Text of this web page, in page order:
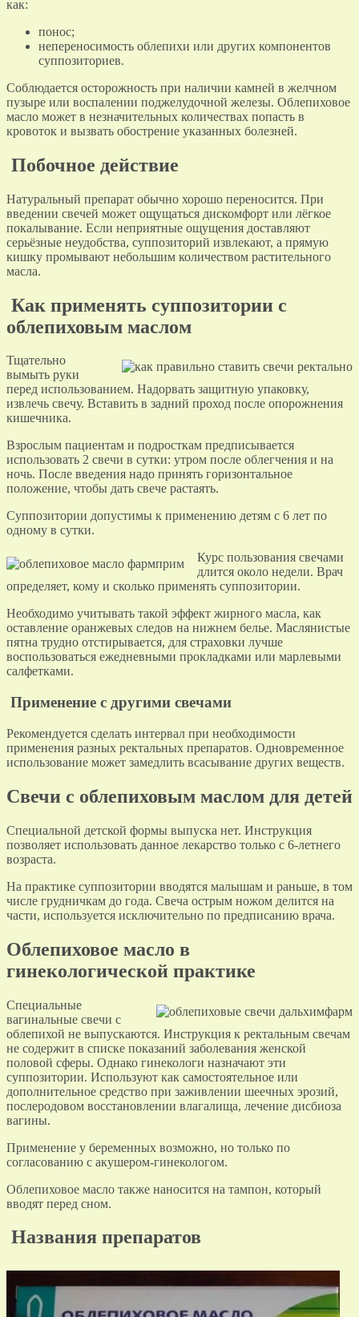
как:
понос;
непереносимость облепихи или других компонентов
суппозиториев.
Соблюдается осторожность при наличии камней в желчном
пузыре или воспалении поджелудочной железы. Облепиховое
масло может в незначительных количествах попасть в
кровоток и вызвать обострение указанных болезней.
Побочное действие
Натуральный препарат обычно хорошо переносится. При
введении свечей может ощущаться дискомфорт или лёгкое
покалывание. Если неприятные ощущения доставляют
серьёзные неудобства, суппозиторий извлекают, а прямую
кишку промывают небольшим количеством растительного
масла.
Как применять суппозитории с
облепиховым маслом
Тщательно
вымыть руки
перед использованием. Надорвать защитную упаковку,
извлечь свечу. Вставить в задний проход после опорожнения
кишечника.
Взрослым пациентам и подросткам предписывается
использовать 2 свечи в сутки: утром после облегчения и на
ночь. После введения надо принять горизонтальное
положение, чтобы дать свече растаять.
Суппозитории допустимы к применению детям с 6 лет по
одному в сутки.
Курс пользования свечами
длится около недели. Врач
определяет, кому и сколько применять суппозитории.
Необходимо учитывать такой эффект жирного масла, как
оставление оранжевых следов на нижнем белье. Маслянистые
пятна трудно отстирывается, для страховки лучше
воспользоваться ежедневными прокладками или марлевыми
салфетками.
Применение с другими свечами
Рекомендуется сделать интервал при необходимости
применения разных ректальных препаратов. Одновременное
использование может замедлить всасывание других веществ.
Свечи с облепиховым маслом для детей
Специальной детской формы выпуска нет. Инструкция
позволяет использовать данное лекарство только с 6-летнего
возраста.
На практике суппозитории вводятся малышам и раньше, в том
числе грудничкам до года. Свеча острым ножом делится на
части, используется исключительно по предписанию врача.
Облепиховое масло в
гинекологической практике
Специальные
вагинальные свечи с
облепихой не выпускаются. Инструкция к ректальным свечам
не содержит в списке показаний заболевания женской
половой сферы. Однако гинекологи назначают эти
суппозитории. Используют как самостоятельное или
дополнительное средство при заживлении шеечных эрозий,
послеродовом восстановлении влагалища, лечение дисбиоза
вагины.
Применение у беременных возможно, но только по
согласованию с акушером-гинекологом.
Облепиховое масло также наносится на тампон, который
вводят перед сном.
Названия препаратов